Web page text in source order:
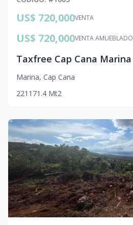
VENTA
US$ 720,000
VENTA AMUEBLADO
US$ 720,000
Marina, Cap Cana
221 171.4 Mt2